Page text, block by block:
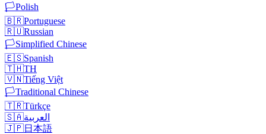
🏳️Polish
🇧🇷Portuguese
🇷🇺Russian
🏳️Simplified Chinese
🇪🇸Spanish
🇹🇭TH
🇻🇳Tiếng Việt
🏳️Traditional Chinese
🇹🇷Türkçe
🇸🇦العربية
🇯🇵日本語